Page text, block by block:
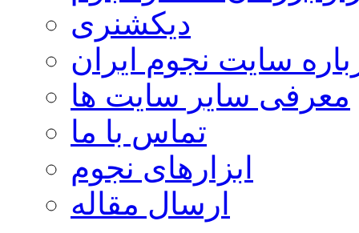
دیکشنری
سایت نجوم ایران
معرفی سایر سایت ها
تماس با ما
ابزارهای نجوم
ارسال مقاله